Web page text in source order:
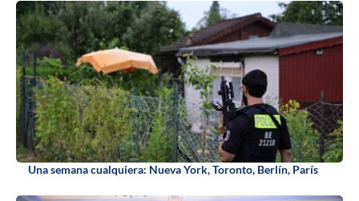
Una semana cualquiera: Nueva York, Toronto, Berlín, París